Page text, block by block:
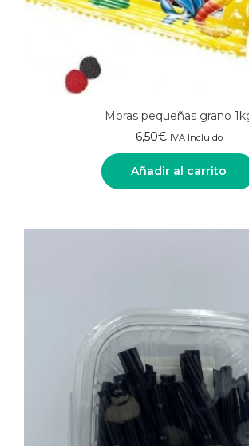
Moras pequeñas grano
6,50€ IVA Incluido
Añadir al carrito